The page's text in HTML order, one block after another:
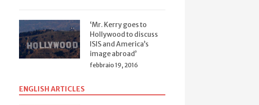
‘Mr. Kerry goes to
Hollywood to discuss
ISIS and America’s
image abroad’
febbraio 19, 2016
ENGLISH ARTICLES